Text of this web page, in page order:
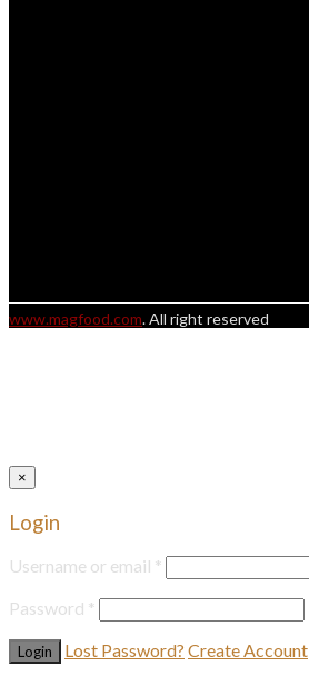
www.magfood.com. All right reserved
×
Login
Username or email *
Password *
Lost Password? Create Account